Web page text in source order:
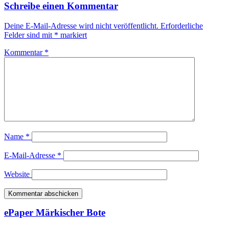
Schreibe einen Kommentar
Deine E-Mail-Adresse wird nicht veröffentlicht. Erforderliche
Felder sind mit * markiert
Kommentar *
Name *
E-Mail-Adresse *
Website
ePaper Märkischer Bote